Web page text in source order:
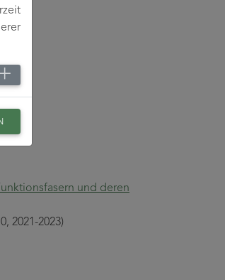
und deren
2021-2023)